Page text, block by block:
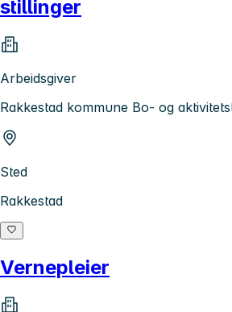
stillinger
Arbeidsgiver
Rakkestad kommune Bo- og
Sted
Rakkestad
Vernepleier